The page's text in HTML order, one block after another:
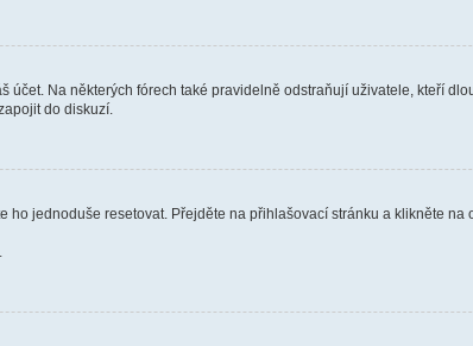
Na některých fórech také pravidelně odstraňují uživatele, kteří
do diskuzí.
jednoduše resetovat. Přejděte na přihlašovací stránku a klikněte na